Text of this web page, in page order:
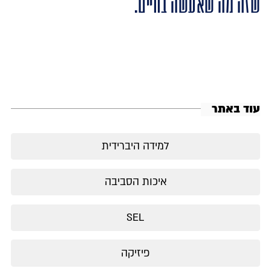
שזה מה שאעשה בחיים.
עוד באתר
למידה היברידית
איכות הסביבה
SEL
פיזיקה